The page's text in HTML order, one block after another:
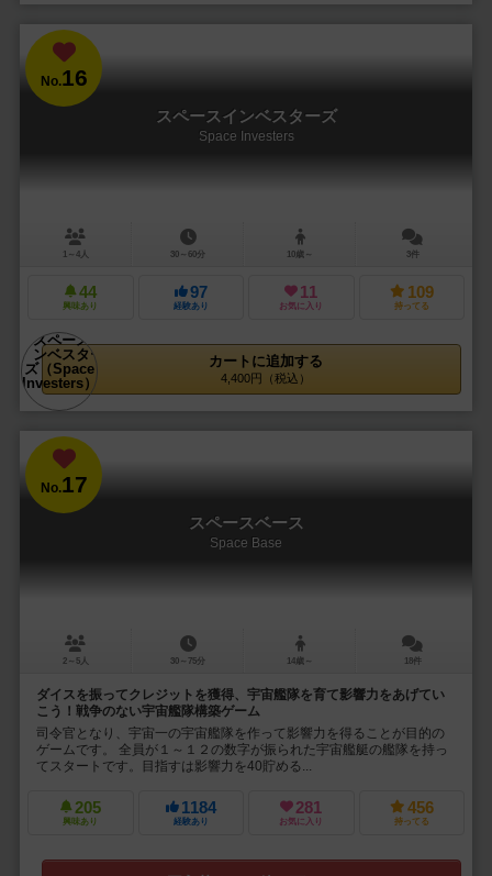
No.16
スペースインベスターズ
Space Investers
1～4人 30～60分 10歳～ 3件
44
興味あり
97
経験あり
11
お気に入り
109
持ってる
カートに追加する
4,400円（税込）
No.17
スペースベース
Space Base
2～5人 30～75分 14歳～ 18件
ダイスを振ってクレジットを獲得、宇宙艦隊を育て影響力をあげてい
こう！戦争のない宇宙艦隊構築ゲーム
司令官となり、宇宙一の宇宙艦隊を作って影響力を得ることが目的の
ゲームです。 全員が１～１２の数字が振られた宇宙艦艇の艦隊を持っ
てスタートです。目指すは影響力を40貯める...
205
興味あり
1184
経験あり
281
お気に入り
456
持ってる